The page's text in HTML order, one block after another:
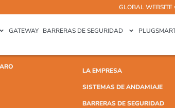
GLOBAL WEBSITE
GATEWAY BARRERAS DE SEGURIDAD
LA EMPRESA
SISTEMAS DE ANDAMIAJE
BARRERAS DE SEGURIDAD